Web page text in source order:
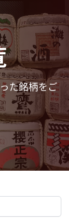
た銘柄をご